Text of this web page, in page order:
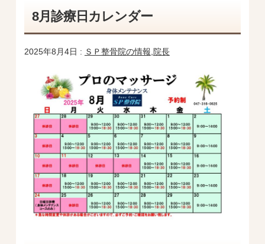
8月診療日カレンダー
2025年8月4日 : ＳＰ整骨院の情報 院長